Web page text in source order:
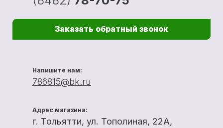
Заказать обратный звонок
Напишите нам:
786815@bk.ru
Адрес магазина:
г. Тольятти, ул. Тополиная, 22А,